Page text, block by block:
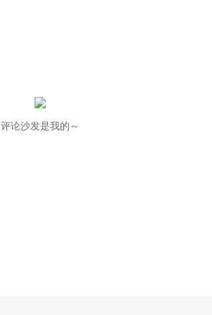
评论沙发是我的～